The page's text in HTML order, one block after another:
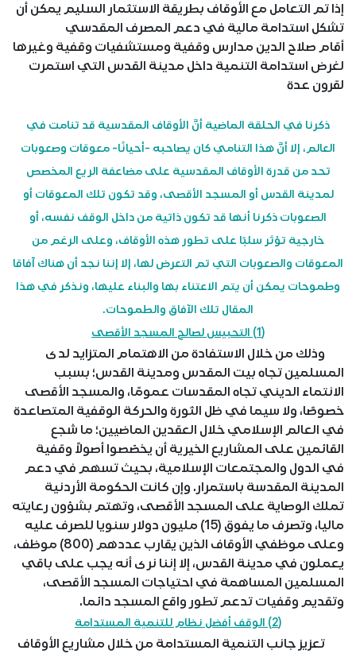
إذا تم التعامل مع الأوقاف بطريقة الاستثمار السليم يمكن أن
تشكل استدامة مالية في دعم المصرف المقدسي
أقام صلاح الدين مدارس وقفية ومستشفيات وقفية وغيرها
لغرض استدامة التنمية داخل مدينة القدس التي استمرت
لقرون عدة
ذكرنا في الحلقة الماضية أنَّ الأوقاف المقدسية قد تنامت في
العالم، إلا أنَّ هذا التنامي كان يصاحبه -أحيانًا- معوقات وصعوبات
تحد من قدرة الأوقاف المقدسية على مضاعفة الريع المخصص
لمدينة القدس أو المسجد الأقصى، وقد تكون تلك المعوقات أو
الصعوبات ذكرنا أنها قد تكون ذاتية من داخل الوقف نفسه، أو
خارجية تؤثر سلبًا على تطور هذه الأوقاف، وعلى الرغم من
المعوقات والصعوبات التي تم التعرض لها، إلا إننا نجد أن هناك آفاقا
وطموحات يمكن أن يتم الاعتناء بها والبناء عليها، ونذكر في هذا
المقال تلك الآفاق والطموحات.
(1) التحبيس لصالح المسجد الأقصى
وذلك من خلال الاستفادة من الاهتمام المتزايد لدى
المسلمين تجاه بيت المقدس ومدينة القدس؛ بسبب
الانتماء الديني تجاه المقدسات عمومًا، والمسجد الأقصى
خصوصًا، ولا سيما في ظل الثورة والحركة الوقفية المتصاعدة
في العالم الإسلامي خلال العقدين الماضيين؛ ما شجع
القائمين على المشاريع الخيرية أن يخصّصوا أصولاً وقفية
في الدول والمجتمعات الإسلامية، بحيث تسهم في دعم
المدينة المقدسة باستمرار. وإن كانت الحكومة الأردنية
تملك الوصاية على المسجد الأقصى، وتهتم بشؤون رعايته
ماليا، وتصرف ما يفوق (15) مليون دولار سنويا للصرف عليه
وعلى موظفي الأوقاف الذين يقارب عددهم (800) موظف،
يعملون في مدينة القدس، إلا إننا نرى أنه يجب على باقي
المسلمين المساهمة في احتياجات المسجد الأقصى،
وتقديم وقفيات تدعم تطور واقع المسجد دائما.
(2) الوقف أفضل نظام للتنمية المستدامة
تعزيز جانب التنمية المستدامة من خلال مشاريع الأوقاف